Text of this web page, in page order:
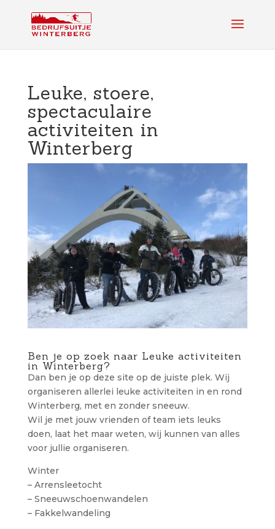
Leuke, stoere,
spectaculaire
activiteiten in
Winterberg
Ben je op zoek naar Leuke activiteiten
in Winterberg?
Dan ben je op deze site op de juiste plek. Wij
organiseren allerlei leuke activiteiten in en rond
Winterberg, met en zonder sneeuw.
Wil je met jouw vrienden of team iets leuks
doen, laat het maar weten, wij kunnen van alles
voor jullie organiseren.
Winter
– Arrensleetocht
– Sneeuwschoenwandelen
– Fakkelwandeling